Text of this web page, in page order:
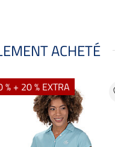
ACHETÉ
% + 20 % EXTRA